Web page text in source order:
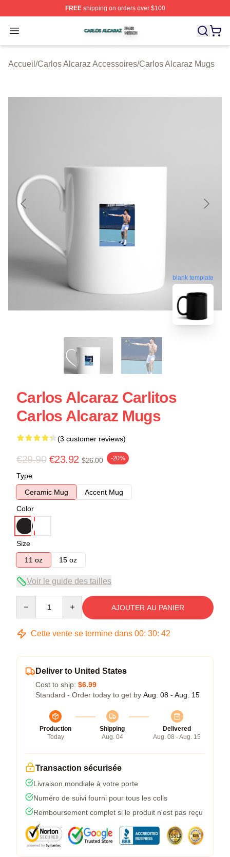
FREEshipping on orders over $100
Open menu
Carlos Alcaraz Shop ⚡️ Officially Licensed Carlos
Accueil /Carlos Alcaraz Accessoires/Carlos Alcaraz Mugs
blank template
Carlos Alcaraz Carlitos
Carlos Alcaraz Mugs
(3 customer reviews)
€29.90 €23.92 $26.00 -20%
Type
Ceramic Mug
Accent Mug
Color
Size
11 oz
15 oz
Voir le guide des tailles
AJOUTER AU PANIER
Cette vente se termine dans 00: 30: 42
Deliver to United States
Cost to ship: $6.99
Standard - Order today to get by Aug. 08 - Aug. 15
Production
Today
Shipping
Aug. 04
Delivered
Aug. 08 - Aug. 15
Transaction sécurisée
Livraison mondiale à votre porte
Numéro de suivi fourni pour tous les colis
Remboursement complet si le produit n'est pas reçu